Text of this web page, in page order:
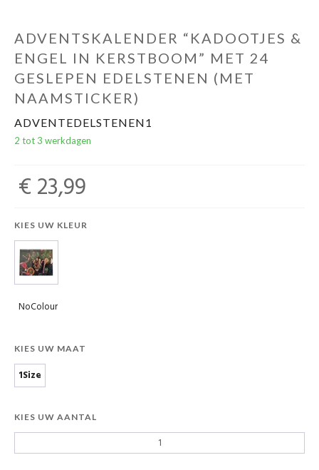
ADVENTSKALENDER “KADOOTJES &
ENGEL IN KERSTBOOM” MET 24
GESLEPEN EDELSTENEN (MET
NAAMSTICKER)
ADVENTEDELSTENEN1
2 tot 3 werkdagen
€ 23,99
KIES UW KLEUR
NoColour
KIES UW MAAT
1Size
KIES UW AANTAL